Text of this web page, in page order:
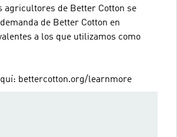
agricultores de Better Cotton se
de Better Cotton en
a los que utilizamos como
bettercotton.org/learnmore